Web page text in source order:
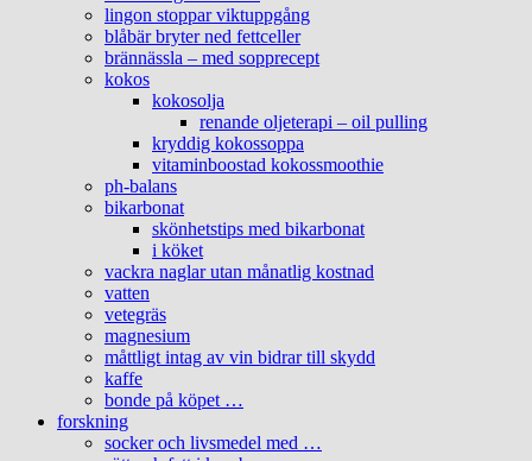
lingon stoppar viktuppgång
blåbär bryter ned fettceller
brännässla – med sopprecept
kokos
kokosolja
renande oljeterapi – oil pulling
kryddig kokossoppa
vitaminboostad kokossmoothie
ph-balans
bikarbonat
skönhetstips med bikarbonat
i köket
vackra naglar utan månatlig kostnad
vatten
vetegräs
magnesium
måttligt intag av vin bidrar till skydd
kaffe
bonde på köpet …
forskning
socker och livsmedel med …